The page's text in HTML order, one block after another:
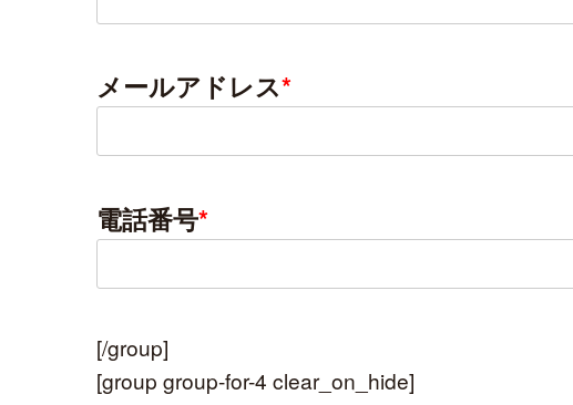
メールアドレス*
電話番号*
[/group]
[group group-for-4 clear_on_hide]